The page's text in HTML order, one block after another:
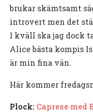
brukar skämtsamt
introvert men det
I kväll ska jag dock
Alice bästa kompis
är min fina vän.
Här kommer
Plock: Caprese med